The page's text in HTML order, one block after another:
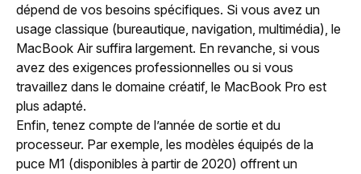
dépend de vos besoins spécifiques. Si vous avez un
usage classique (bureautique, navigation, multimédia), le
MacBook Air suffira largement. En revanche, si vous
avez des exigences professionnelles ou si vous
travaillez dans le domaine créatif, le MacBook Pro est
plus adapté.
Enfin, tenez compte de l’année de sortie et du
processeur. Par exemple, les modèles équipés de la
puce M1 (disponibles à partir de 2020) offrent un